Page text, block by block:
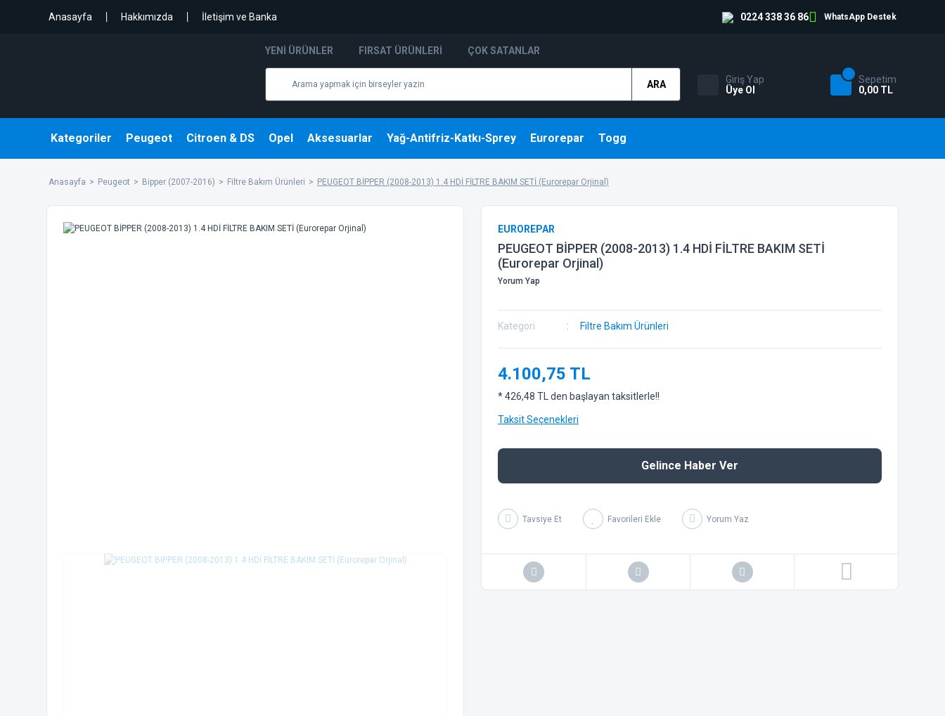
Anasayfa Hakkımızda İletişim ve Banka 0224 338 36 86 WhatsApp Destek
YENI ÜRÜNLER FIRSAT ÜRÜNLERI ÇOK SATANLAR
ARA
Giriş Yap
Üye Ol
Sepetim
0,00 TL
Kategoriler Peugeot Citroen & DS Opel Aksesuarlar Yağ-Antifriz-Katkı-Sprey Eurorepar Togg
Anasayfa Peugeot Bipper (2007-2016) Filtre Bakım Ürünleri PEUGEOT BİPPER (2008-2013) 1.4 HDİ FİLTRE BAKIM SETİ (Eurorepar Orjinal)
EUROREPAR
PEUGEOT BİPPER (2008-2013) 1.4 HDİ FİLTRE BAKIM SETİ
(Eurorepar Orjinal)
Yorum Yap
Kategori Filtre Bakım Ürünleri
4.100,75 TL
* 426,48 TL den başlayan taksitlerle!!
Taksit Seçenekleri
Gelince Haber Ver
Tavsiye Et Yorum Yaz